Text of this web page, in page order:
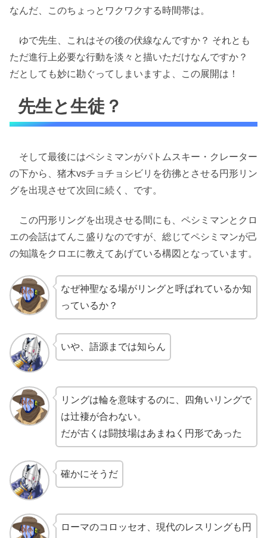
なんだ、このちょっとワクワクする時間帯は。
ゆで先生、これはその後の伏線なんですか？ それとも
ただ進行上必要な行動を淡々と描いただけなんですか？
だとしても妙に勘ぐってしまいますよ、この展開は！
先生と生徒？
そして最後にはペシミマンがパトムスキー・クレーター
の下から、猪木vsチョチョシビリを彷彿とさせる円形リン
グを出現させて次回に続く、です。
この円形リングを出現させる間にも、ペシミマンとクロ
エの会話はてんこ盛りなのですが、総じてペシミマンが己
の知識をクロエに教えてあげている構図となっています。
なぜ神聖なる場がリングと呼ばれているか知
っているか？
いや、語源までは知らん
リングは輪を意味するのに、四角いリングで
は辻褄が合わない。
だが古くは闘技場はあまねく円形であった
確かにそうだ
ローマのコロッセオ、現代のレスリングも円